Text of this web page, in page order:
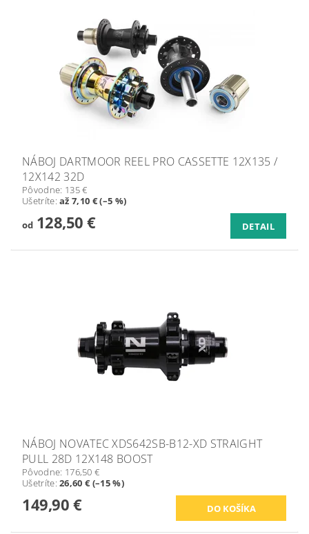
NÁBOJ DARTMOOR REEL PRO CASSETTE 12X135 /
12X142 32D
Pôvodne: 135 €
Ušetríte:až 7,10 € (–5 %)
od128,50 € DETAIL
NÁBOJ NOVATEC XDS642SB-B12-XD STRAIGHT
PULL 28D 12X148 BOOST
Pôvodne: 176,50 €
Ušetríte:26,60 € (–15 %)
149,90 €